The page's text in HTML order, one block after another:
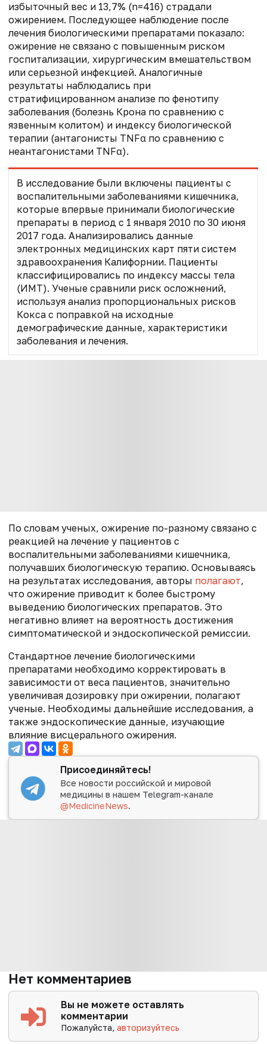
избыточный вес и 13,7% (n=416) страдали
ожирением. Последующее наблюдение после
лечения биологическими препаратами показало:
ожирение не связано с повышенным риском
госпитализации, хирургическим вмешательством
или серьезной инфекцией. Аналогичные
результаты наблюдались при
стратифицированном анализе по фенотипу
заболевания (болезнь Крона по сравнению с
язвенным колитом) и индексу биологической
терапии (антагонисты TNFα по сравнению с
неантагонистами TNFα).
В исследование были включены пациенты с
воспалительными заболеваниями кишечника,
которые впервые принимали биологические
препараты в период с 1 января 2010 по 30 июня
2017 года. Анализировались данные
электронных медицинских карт пяти систем
здравоохранения Калифорнии. Пациенты
классифицировались по индексу массы тела
(ИМТ). Ученые сравнили риск осложнений,
используя анализ пропорциональных рисков
Кокса с поправкой на исходные
демографические данные, характеристики
заболевания и лечения.
По словам ученых, ожирение по-разному связано с
реакцией на лечение у пациентов с
воспалительными заболеваниями кишечника,
получавших биологическую терапию. Основываясь
на результатах исследования, авторы полагают,
что ожирение приводит к более быстрому
выведению биологических препаратов. Это
негативно влияет на вероятность достижения
симптоматической и эндоскопической ремиссии.
Стандартное лечение биологическими
препаратами необходимо корректировать в
зависимости от веса пациентов, значительно
увеличивая дозировку при ожирении, полагают
ученые. Необходимы дальнейшие исследования, а
также эндоскопические данные, изучающие
влияние висцерального ожирения.
Присоединяйтесь!
Все новости российской и мировой
медицины в нашем Telegram-канале
@MedicineNews.
Нет комментариев
Вы не можете оставлять
комментарии
Пожалуйста,авторизуйтесь